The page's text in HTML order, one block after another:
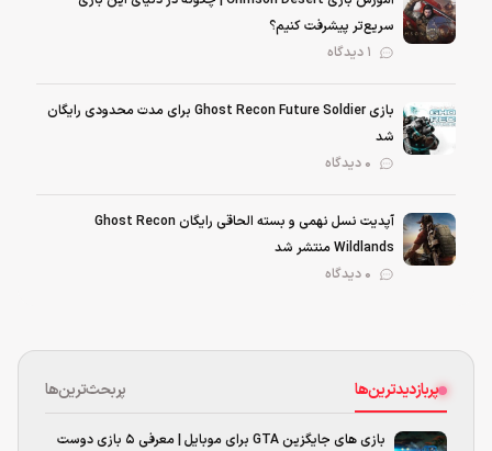
سریع‌تر پیشرفت کنیم؟
بازی Ghost Recon Future Soldier برای مدت محدودی رایگان
شد
آپدیت نسل نهمی و بسته الحاقی رایگان Ghost Recon
Wildlands منتشر شد
پربازدیدترین‌ها پربحث‌ترین‌ها
بازی های جایگزین GTA برای موبایل | معرفی ۵ بازی دوست